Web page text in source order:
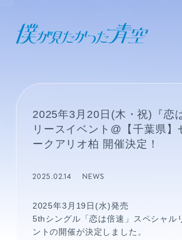
2025年3月20日(木・祝)『恋
リースイベント@【千葉県】
ークアリオ柏 開催決定！
2025.02.14 NEWS
2025年3 月 19 日 (水)発売
5thシングル「恋は倍速」スペシャル
ントの開催が決定しました。